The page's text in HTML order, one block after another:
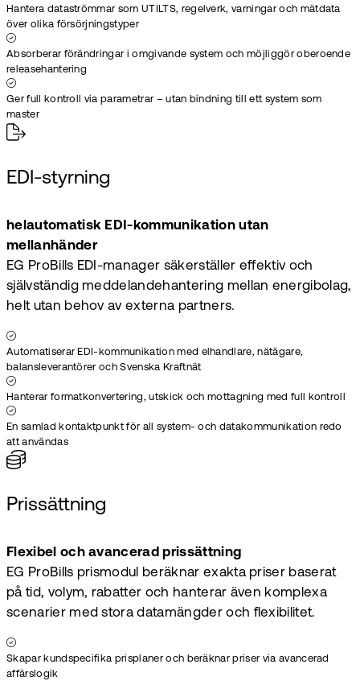
Hantera dataströmmar som UTILTS, regelverk, varningar och mätdata
över olika försörjningstyper
Absorberar förändringar i omgivande system och möjliggör oberoende
releasehantering
Ger full kontroll via parametrar – utan bindning till ett system som
master
EDI-styrning
helautomatisk EDI-kommunikation utan
mellanhänder
EG ProBills EDI-manager säkerställer effektiv och
självständig meddelandehantering mellan energibolag,
helt utan behov av externa partners.
Automatiserar EDI-kommunikation med elhandlare, nätägare,
balansleverantörer och Svenska Kraftnät
Hanterar formatkonvertering, utskick och mottagning med full kontroll
En samlad kontaktpunkt för all system- och datakommunikation redo
att användas
Prissättning
Flexibel och avancerad prissättning
EG ProBills prismodul beräknar exakta priser baserat
på tid, volym, rabatter och hanterar även komplexa
scenarier med stora datamängder och flexibilitet.
Skapar kundspecifika prisplaner och beräknar priser via avancerad
affärslogik